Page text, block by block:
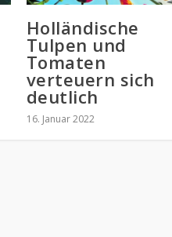
Holländische
Tulpen und
Tomaten
verteuern sich
deutlich
16. Januar 2022